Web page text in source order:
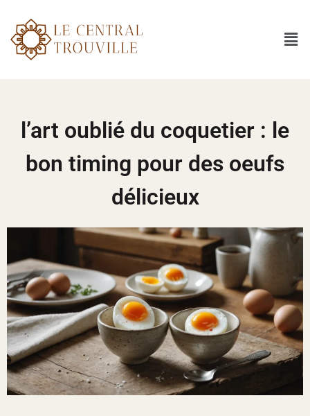
l’art oublié du coquetier : le
bon timing pour des oeufs
délicieux